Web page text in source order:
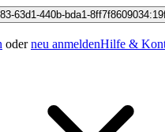
63d1-440b-bda1-
oderneu anmeldenHilfe &